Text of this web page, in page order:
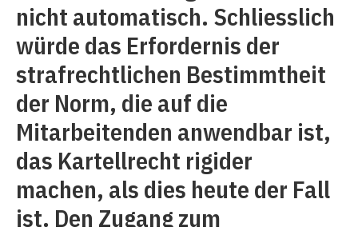
nicht automatisch. Schliesslich
würde das Erfordernis der
strafrechtlichen Bestimmtheit
der Norm, die auf die
Mitarbeitenden anwendbar ist,
das Kartellrecht rigider
machen, als dies heute der Fall
ist. Den Zugang zum